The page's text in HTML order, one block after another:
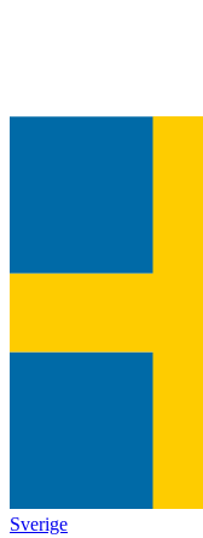
Sverige